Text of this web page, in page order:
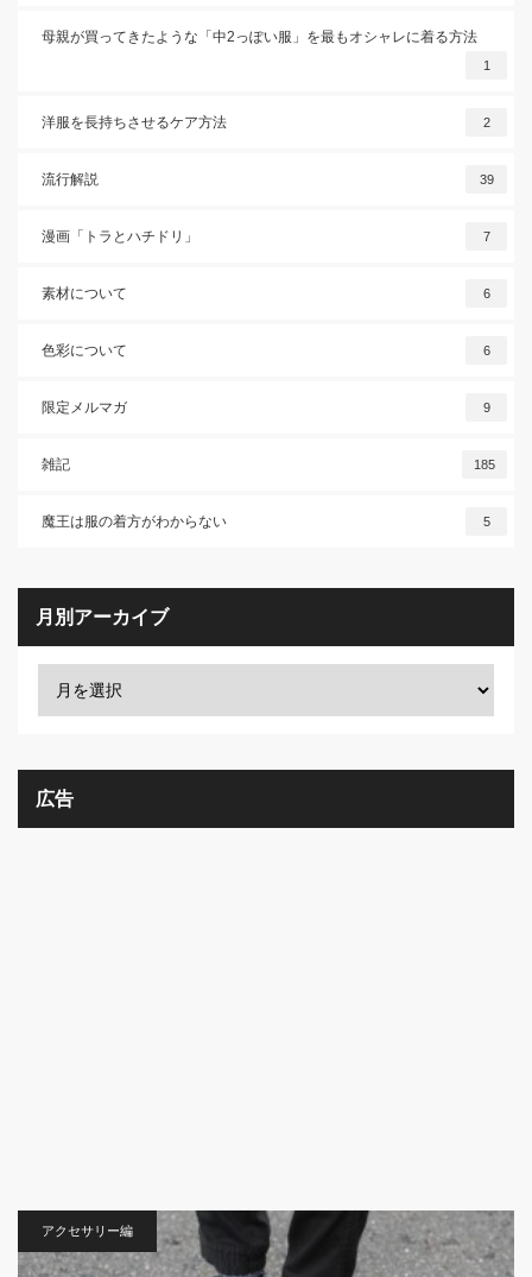
母親が買ってきたような「中2っぽい服」を最もオシャレに着る方法
1
洋服を長持ちさせるケア方法 2
流行解説 39
漫画「トラとハチドリ」 7
素材について 6
色彩について 6
限定メルマガ 9
雑記 185
魔王は服の着方がわからない 5
月別アーカイブ
広告
アクセサリー編